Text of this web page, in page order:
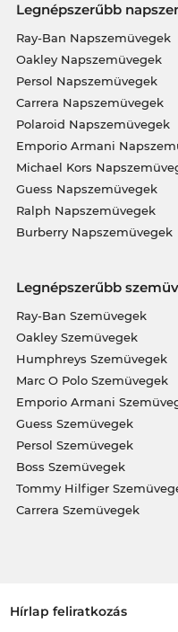
Legnépszerűbb
Ray-Ban Napszemüvegek
Oakley Napszemüvegek
Persol Napszemüvegek
Carrera Napszemüvegek
Polaroid Napszemüvegek
Emporio Armani
Michael Kors
Guess Napszemüvegek
Ralph Napszemüvegek
Burberry Napszemüvegek
Legnépszerűbb
Ray-Ban Szemüvegek
Oakley Szemüvegek
Humphreys Szemüvegek
Marc O Polo Szemüvegek
Emporio Armani
Guess Szemüvegek
Persol Szemüvegek
Boss Szemüvegek
Tommy Hilfiger
Carrera Szemüvegek
Hírlap feliratkozás